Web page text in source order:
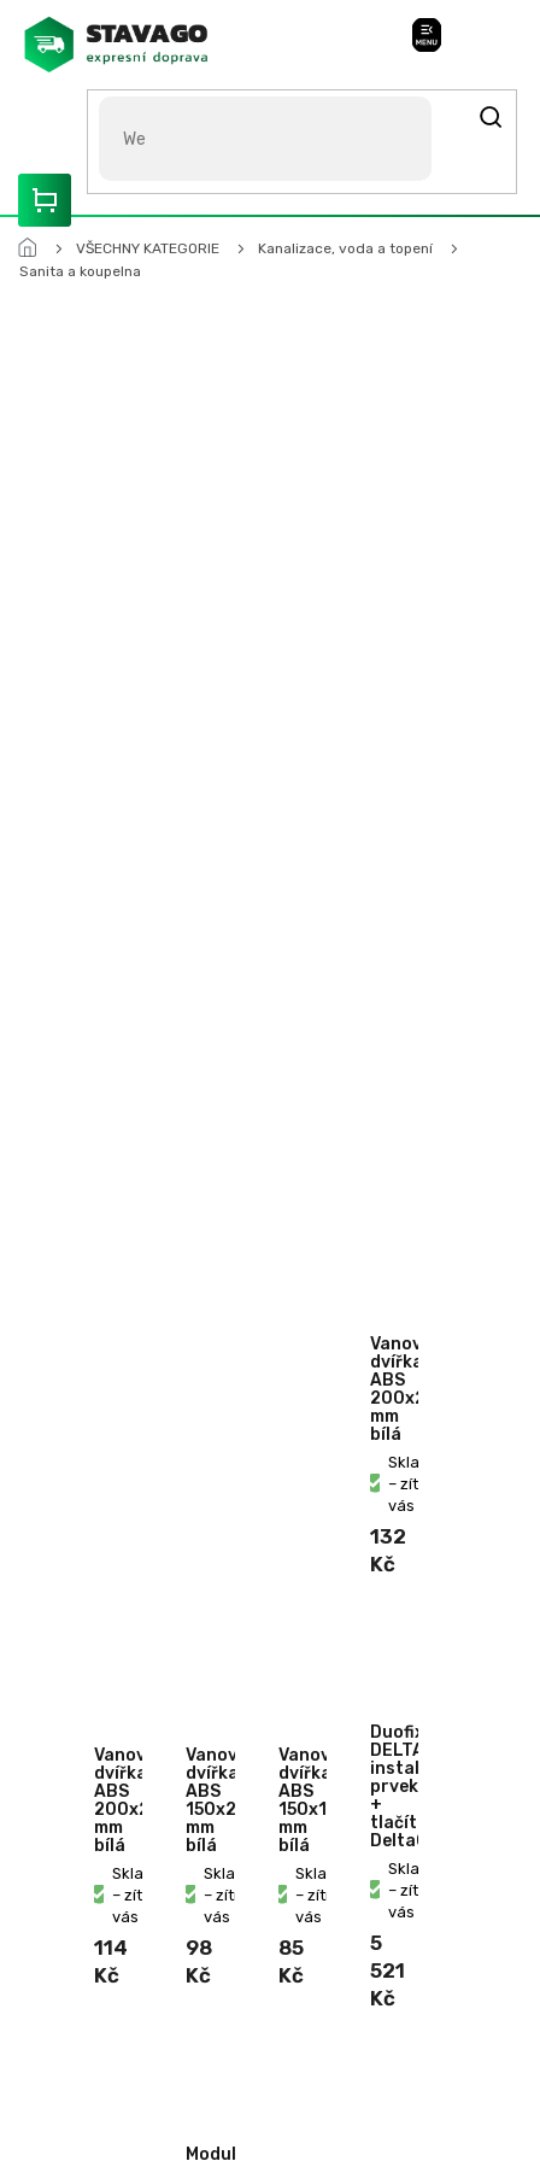
obsah
ROZVÁŽÍME OLOMOUCKO, SVITAVSKO, ŠUMPERSKO, BRNO,
PARDUBICE, HRADEC KRÁLOVÉ
VŠECHNY KATEGORIE
Kanalizace, voda a topení
Sanita a koupelna
Vanová
dvířka
ABS
200x250
mm
bílá
Skladem
– zítra u
vás
132
Kč
Vanová
dvířka
ABS
200x200
mm
bílá
Skladem
– zítra u
vás
114
Kč
Vanová
dvířka
ABS
150x200
mm
bílá
Skladem
– zítra u
vás
98
Kč
Vanová
dvířka
ABS
150x150
mm
bílá
Skladem
– zítra u
vás
85
Kč
Duofix
DELTA
instalační
prvek
+
tlačítko
Delta01
Skladem
– zítra u
vás
5
521
Kč
Modul
Stavago Podpora